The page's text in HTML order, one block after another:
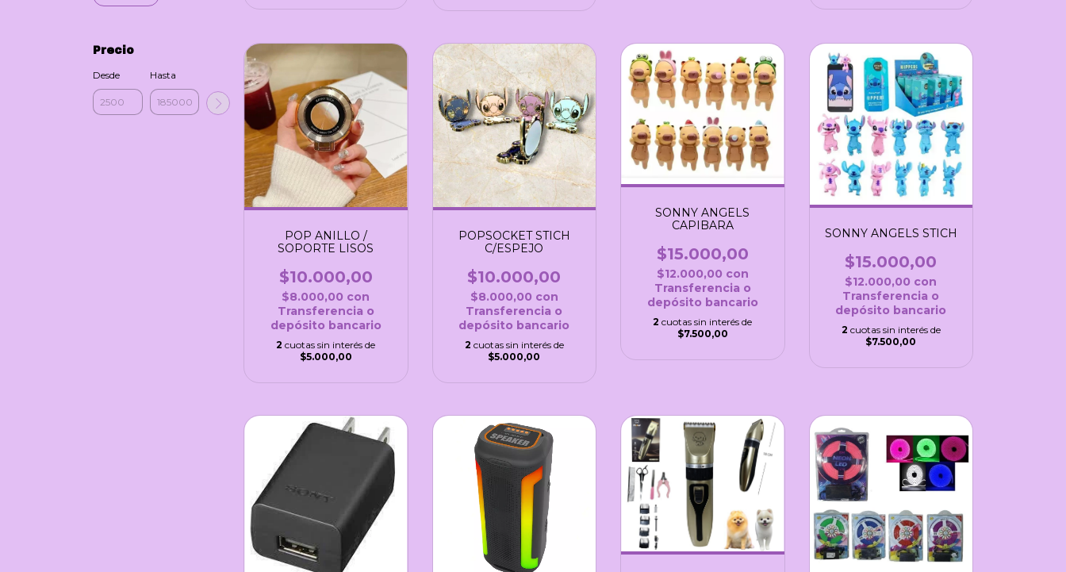
Precio
Desde Hasta
POP ANILLO /
SOPORTE LISOS
$10.000,00
$8.000,00 con
Transferencia o
depósito bancario
2 cuotas sin interés de
$5.000,00
POPSOCKET STICH
C/ESPEJO
$10.000,00
$8.000,00 con
Transferencia o
depósito bancario
2 cuotas sin interés de
$5.000,00
SONNY ANGELS
CAPIBARA
$15.000,00
$12.000,00 con
Transferencia o
depósito bancario
2 cuotas sin interés de
$7.500,00
SONNY ANGELS STICH
$15.000,00
$12.000,00 con
Transferencia o
depósito bancario
2 cuotas sin interés de
$7.500,00